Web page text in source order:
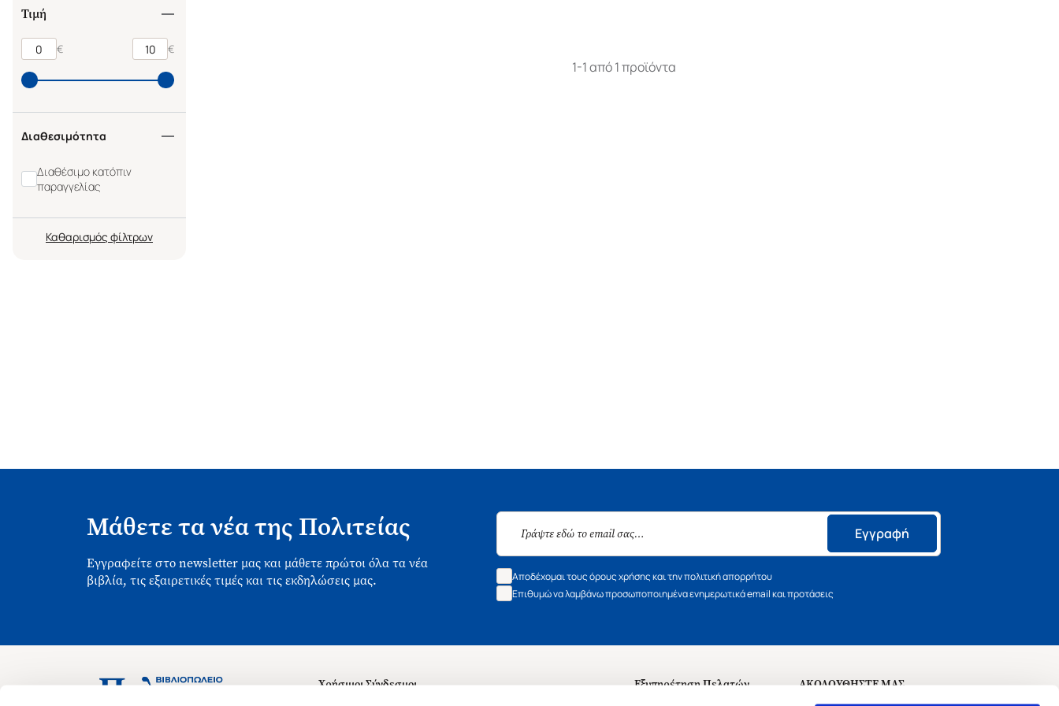
Τιμή
€ €
Διαθεσιμότητα
Διαθέσιμο κατόπιν
παραγγελίας
Καθαρισμός
1-1 από 1 προϊόντα
Μάθετε τα νέα της Πολιτείας
Εγγραφείτε στο newsletter μας και μάθετε πρώτοι όλα τα νέα
βιβλία, τις εξαιρετικές τιμές και τις εκδηλώσεις μας.
Εγγραφή
Αποδέχομαι τους όρους χρήσης και την πολιτική απορρήτου
Επιθυμώ να λαμβάνω προσωποποιημένα ενημερωτικά email και προτάσεις
Χρήσιμοι Σύνδεσμοι
Εξυπηρέτηση Πελατών
ΑΚΟΛΟΥΘΗΣΤΕ ΜΑΣ